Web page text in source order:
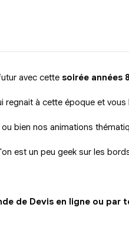
avec cette soirée années
regnait à cette époque et
ou bien nos animations
est un peu geek sur les
de Devis en ligne ou par